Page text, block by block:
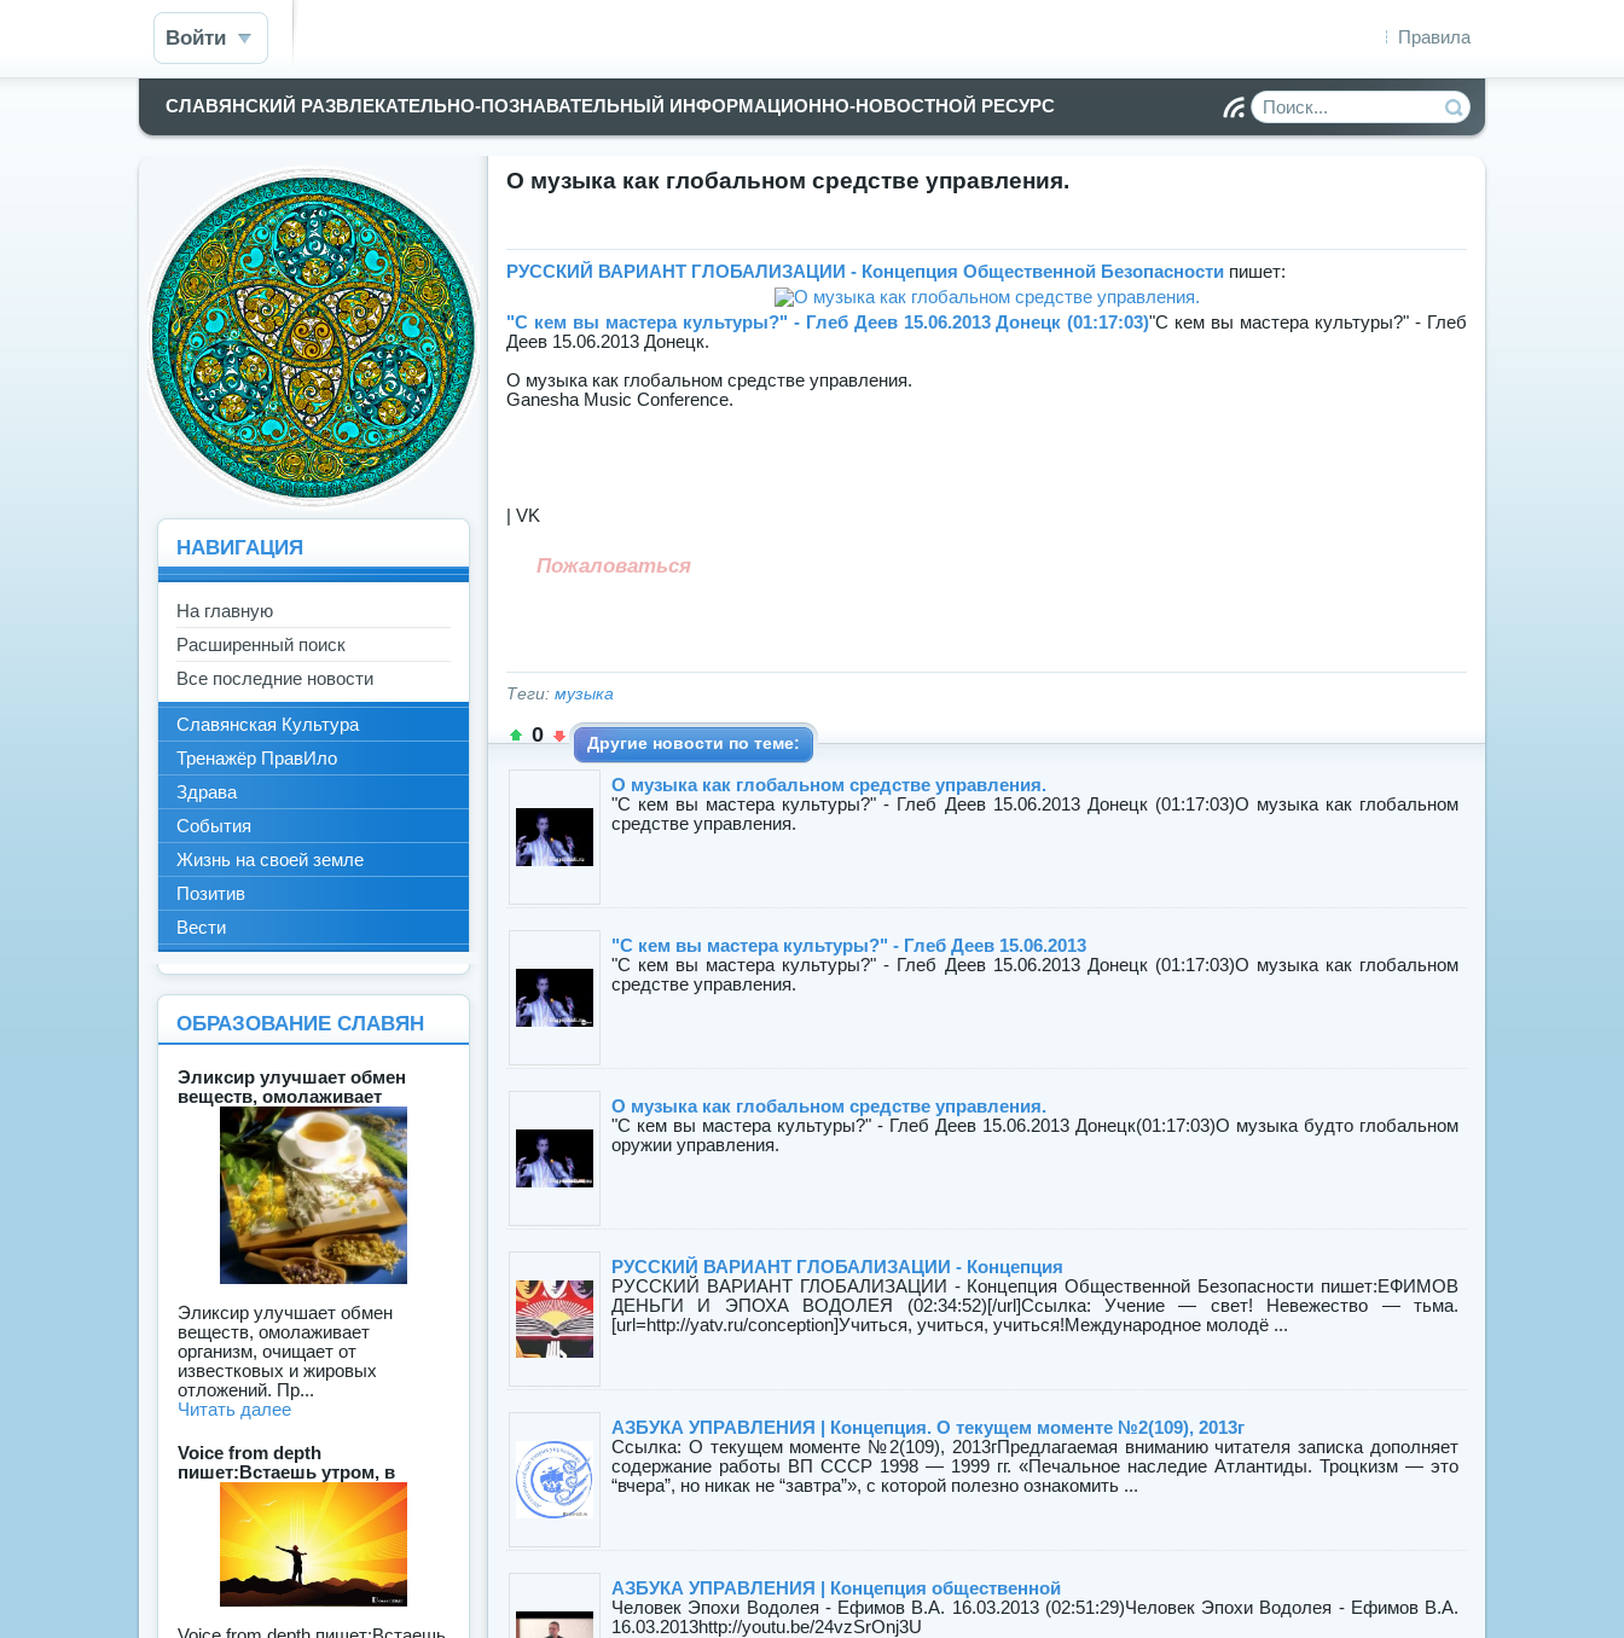
Правила
Войти
СЛАВЯНСКИЙ РАЗВЛЕКАТЕЛЬНО-ПОЗНАВАТЕЛЬНЫЙ ИНФОРМАЦИОННО-НОВОСТНОЙ РЕСУРС
О музыка как глобальном средстве управления.
РУССКИЙ ВАРИАНТ ГЛОБАЛИЗАЦИИ - Концепция Общественной Безопасности пишет:
"С кем вы мастера культуры?" - Глеб Деев 15.06.2013 Донецк (01:17:03)"С кем вы мастера культуры?" - Глеб
Деев 15.06.2013 Донецк.
О музыка как глобальном средстве управления.
Ganesha Music Conference.
| VK
Пожаловаться
Теги: музыка
0 Другие новости по теме:
О музыка как глобальном средстве управления.
"С кем вы мастера культуры?" - Глеб Деев 15.06.2013 Донецк (01:17:03)О музыка как глобальном
средстве управления.
"С кем вы мастера культуры?" - Глеб Деев 15.06.2013
"С кем вы мастера культуры?" - Глеб Деев 15.06.2013 Донецк (01:17:03)О музыка как глобальном
средстве управления.
О музыка как глобальном средстве управления.
"С кем вы мастера культуры?" - Глеб Деев 15.06.2013 Донецк(01:17:03)О музыка будто глобальном
оружии управления.
РУССКИЙ ВАРИАНТ ГЛОБАЛИЗАЦИИ - Концепция
РУССКИЙ ВАРИАНТ ГЛОБАЛИЗАЦИИ - Концепция Общественной Безопасности пишет:ЕФИМОВ
ДЕНЬГИ И ЭПОХА ВОДОЛЕЯ (02:34:52)[/url]Ссылка: Учение — свет! Невежество — тьма.
[url=http://yatv.ru/conception]Учиться, учиться, учиться!Международное молодё ...
АЗБУКА УПРАВЛЕНИЯ | Концепция. О текущем моменте №2(109), 2013г
Ссылка: О текущем моменте №2(109), 2013гПредлагаемая вниманию читателя записка дополняет
содержание работы ВП СССР 1998 — 1999 гг. «Печальное наследие Атлантиды. Троцкизм — это
“вчера”, но никак не “завтра”», с которой полезно ознакомить ...
АЗБУКА УПРАВЛЕНИЯ | Концепция общественной
Человек Эпохи Водолея - Ефимов В.А. 16.03.2013 (02:51:29)Человек Эпохи Водолея - Ефимов В.А.
16.03.2013http://youtu.be/24vzSrOnj3U
НАВИГАЦИЯ
На главную
Расширенный поиск
Все последние новости
Славянская Культура
Тренажёр ПравИло
Здрава
События
Жизнь на своей земле
Позитив
Вести
ОБРАЗОВАНИЕ СЛАВЯН
Эликсир улучшает обмен
веществ, омолаживает
Эликсир улучшает обмен
веществ, омолаживает
организм, очищает от
известковых и жировых
отложений. Пр...
Читать далее
Voice from depth
пишет:Встаешь утром, в